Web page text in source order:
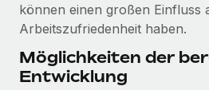
können einen großen Einfluss
Arbeitszufriedenheit haben.
Möglichkeiten der
Entwicklung